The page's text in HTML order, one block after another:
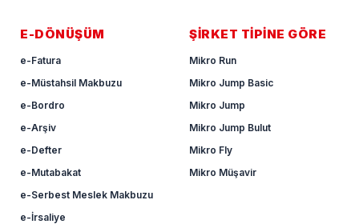
E-DÖNÜŞÜM
e-Fatura
e-Müstahsil Makbuzu
e-Bordro
e-Arşiv
e-Defter
e-Mutabakat
e-Serbest Meslek Makbuzu
e-İrsaliye
ŞİRKET TİPİNE GÖRE
Mikro Run
Mikro Jump Basic
Mikro Jump
Mikro Jump Bulut
Mikro Fly
Mikro Müşavir